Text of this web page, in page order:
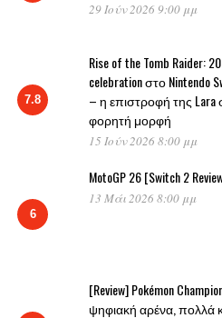
29 Ιούν 2026 9:00 μμ
7.8
Rise of the Tomb Raider:
celebration στο Nintendo
– η επιστροφή της Lara
φορητή μορφή
15 Ιούν 2026 8:00 μμ
6
MotoGP 26 [Switch 2
13 Μάι 2026 8:00 μμ
[Review] Pokémon
ψηφιακή αρένα, πολλά